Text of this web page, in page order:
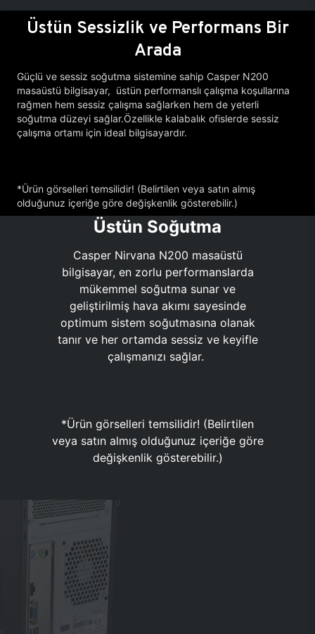
Üstün Sessizlik ve Performans Bir
Arada
Güçlü ve sessiz soğutma sistemine sahip Casper N200
masaüstü bilgisayar, üstün performanslı çalışma koşullarına
rağmen hem sessiz çalışma sağlarken hem de yeterli
soğutma düzeyi sağlar.Özellikle kalabalık ofislerde sessiz
çalışma ortamı için ideal bilgisayardır.
*Ürün görselleri temsilidir! (Belirtilen veya satın almış
olduğunuz içeriğe göre değişkenlik gösterebilir.)
Üstün Soğutma
Casper Nirvana N200 masaüstü
bilgisayar, en zorlu performanslarda
mükemmel soğutma sunar ve
geliştirilmiş hava akımı sayesinde
optimum sistem soğutmasına olanak
tanır ve her ortamda sessiz ve keyifle
çalışmanızı sağlar.
*Ürün görselleri temsilidir! (Belirtilen
veya satın almış olduğunuz içeriğe göre
değişkenlik gösterebilir.)